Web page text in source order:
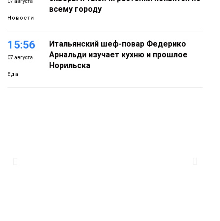
07 августа
Новости
всему городу
15:56
07 августа
Еда
Итальянский шеф-повар Федерико
Арнальди изучает кухню и прошлое
Норильска